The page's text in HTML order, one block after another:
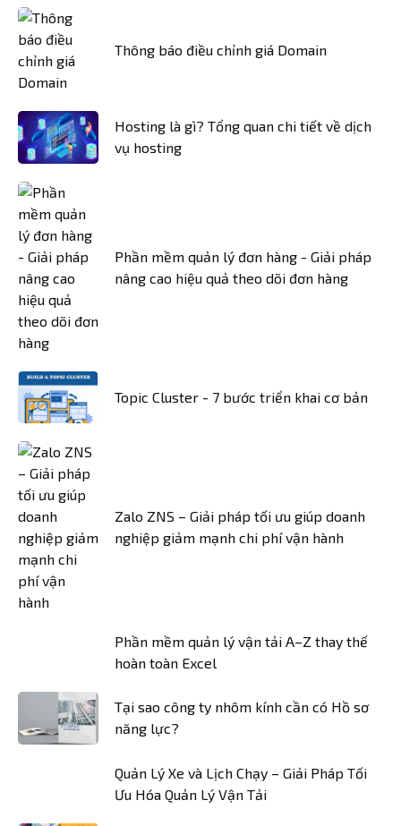
Thông báo điều chỉnh giá Domain
Hosting là gì? Tổng quan chi tiết về dịch
vụ hosting
Phần mềm quản lý đơn hàng - Giải pháp
nâng cao hiệu quả theo dõi đơn hàng
Topic Cluster - 7 bước triển khai cơ bản
Zalo ZNS – Giải pháp tối ưu giúp doanh
nghiệp giảm mạnh chi phí vận hành
Phần mềm quản lý vận tải A–Z thay thế
hoàn toàn Excel
Tại sao công ty nhôm kính cần có Hồ sơ
năng lực?
Quản Lý Xe và Lịch Chạy – Giải Pháp Tối
Ưu Hóa Quản Lý Vận Tải